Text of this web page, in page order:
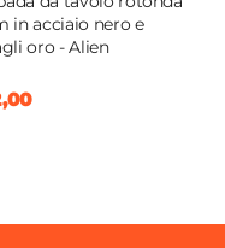
in acciaio nero e
oro - Alien